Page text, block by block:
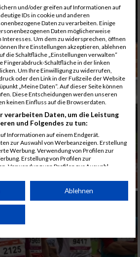
und/oder greifen auf Informationen auf
IDs in cookie und anderen
Daten zu verarbeiten. Einige
Daten möglicherweise
Um dem zu widersprechen, öffnen
Ihre Einstellungen akzeptieren, ablehnen
die Schaltfläche „Einstellungen verwalten“
Fingerabdruck-Schaltfläche in der linken
Um Ihre Einwilligung zu widerrufen,
oder den Link in der Fußzeile der Website
„Meine Daten“. Auf dieser Seite können
Diese Entscheidungen werden unseren
keinen Einfluss auf die Browserdaten.
verarbeiten Daten, um die Leistung
und Folgendes zu tun:
Informationen auf einem Endgerät.
zur Auswahl von Werbeanzeigen. Erstellung
Werbung. Verwendung von Profilen zur
Erstellung von Profilen zur
Verwendung von Profilen zur Auswahl
von Zielgruppen durch Statistiken oder
verschiedenen Quellen. Entwicklung und
Europäischen Union weitergegeben und in die
Ablehnen